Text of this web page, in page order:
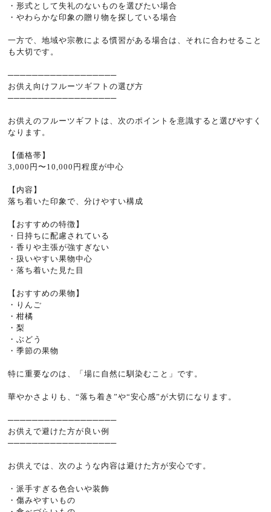
・形式として失礼のないものを選びたい場合
・やわらかな印象の贈り物を探している場合
一方で、地域や宗教による慣習がある場合は、それに合わせること
も大切です。
──────────────────
お供え向けフルーツギフトの選び方
──────────────────
お供えのフルーツギフトは、次のポイントを意識すると選びやすく
なります。
【価格帯】
3,000円〜10,000円程度が中心
【内容】
落ち着いた印象で、分けやすい構成
【おすすめの特徴】
・日持ちに配慮されている
・香りや主張が強すぎない
・扱いやすい果物中心
・落ち着いた見た目
【おすすめの果物】
・りんご
・柑橘
・梨
・ぶどう
・季節の果物
特に重要なのは、「場に自然に馴染むこと」です。
華やかさよりも、“落ち着き”や“安心感”が大切になります。
──────────────────
お供えで避けた方が良い例
──────────────────
お供えでは、次のような内容は避けた方が安心です。
・派手すぎる色合いや装飾
・傷みやすいもの